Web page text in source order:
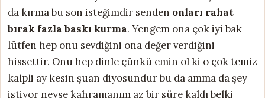
da kırma bu son isteğimdir senden onları rahat
bırak fazla baskı kurma. Yengem ona çok iyi bak
lütfen hep onu sevdiğini ona değer verdiğini
hissettir. Onu hep dinle çünkü emin ol ki o çok temiz
kalpli ay kesin şuan diyosundur bu da amma da şey
istiyor neyse kahramanım az bir süre kaldı belki